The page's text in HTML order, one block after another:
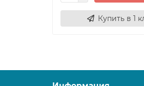
Купить в 1